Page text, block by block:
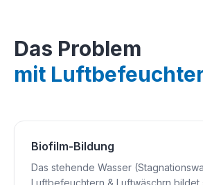
Das Problem
mit
Biofilm-Bildung
Das stehende Wasser
Luftbefeuchtern & Luftwäschrn bildet